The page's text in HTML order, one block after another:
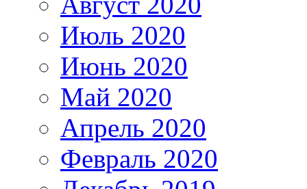
Июль 2020
Июнь 2020
Май 2020
Апрель 2020
Февраль 2020